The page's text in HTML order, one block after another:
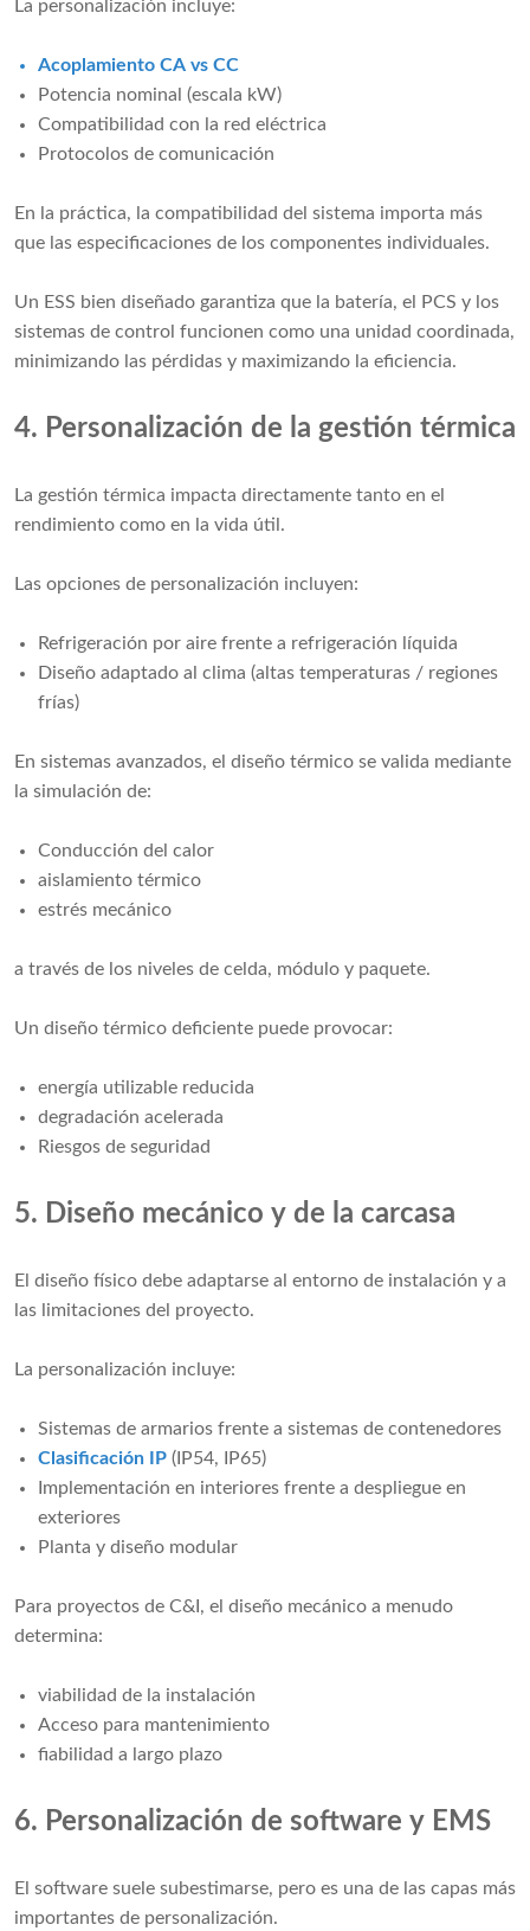
La personalización incluye:
Acoplamiento CA vs CC
Potencia nominal (escala kW)
Compatibilidad con la red eléctrica
Protocolos de comunicación
En la práctica, la compatibilidad del sistema importa más
que las especificaciones de los componentes individuales.
Un ESS bien diseñado garantiza que la batería, el PCS y los
sistemas de control funcionen como una unidad coordinada,
minimizando las pérdidas y maximizando la eficiencia.
4. Personalización de la gestión térmica
La gestión térmica impacta directamente tanto en el
rendimiento como en la vida útil.
Las opciones de personalización incluyen:
Refrigeración por aire frente a refrigeración líquida
Diseño adaptado al clima (altas temperaturas / regiones
frías)
En sistemas avanzados, el diseño térmico se valida mediante
la simulación de:
Conducción del calor
aislamiento térmico
estrés mecánico
a través de los niveles de celda, módulo y paquete.
Un diseño térmico deficiente puede provocar:
energía utilizable reducida
degradación acelerada
Riesgos de seguridad
5. Diseño mecánico y de la carcasa
El diseño físico debe adaptarse al entorno de instalación y a
las limitaciones del proyecto.
La personalización incluye:
Sistemas de armarios frente a sistemas de contenedores
Clasificación IP (IP54, IP65)
Implementación en interiores frente a despliegue en
exteriores
Planta y diseño modular
Para proyectos de C&I, el diseño mecánico a menudo
determina:
viabilidad de la instalación
Acceso para mantenimiento
fiabilidad a largo plazo
6. Personalización de software y EMS
El software suele subestimarse, pero es una de las capas más
importantes de personalización.